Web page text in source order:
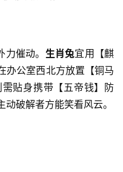
催动。 生肖兔宜用【麒
办公室西北方放置【铜马
需贴身携带【五帝钱】防
破解者方能笑看风云。